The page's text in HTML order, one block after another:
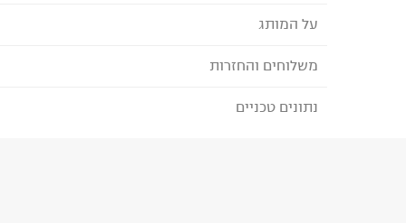
על המותג
THE CHILDREN'S PLACE
משלוחים והחזרות
לבחירת בשיטת המשלוח המתאימה לכם,
נתונים טכניים